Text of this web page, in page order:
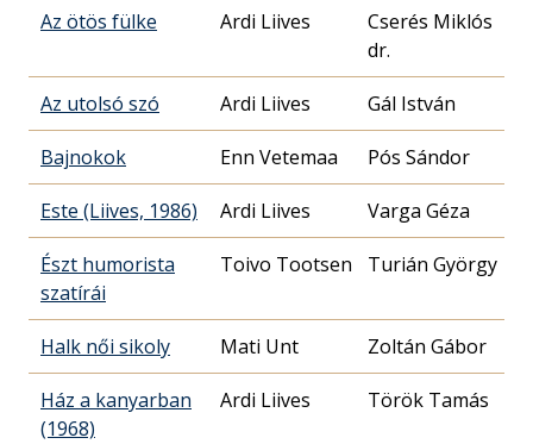
Az ötös fülke Ardi Liives
Cserés Miklós
dr.
Az utolsó szó Ardi Liives Gál István
Bajnokok Enn Vetemaa Pós Sándor
Este (Liives, 1986) Ardi Liives Varga Géza
Észt humorista
szatírái
Toivo Tootsen Turián György
Halk női sikoly Mati Unt Zoltán Gábor
Ház a kanyarban
(1968)
Ardi Liives Török Tamás